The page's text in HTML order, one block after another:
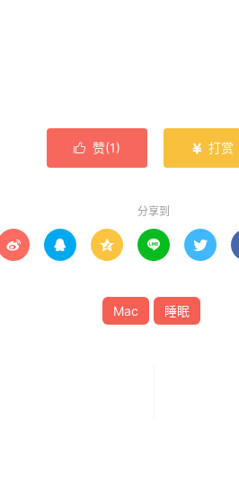
 赞(1)  打赏
分享到
    
Mac 睡眠